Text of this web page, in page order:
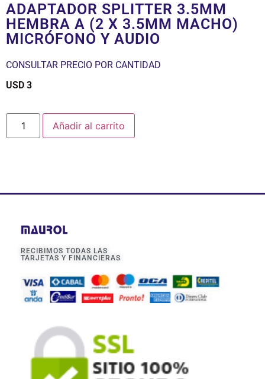
ADAPTADOR SPLITTER 3.5MM
HEMBRA A (2 X 3.5MM MACHO)
MICRÓFONO Y AUDIO
CONSULTAR PRECIO POR CANTIDAD
USD 3
Añadir al carrito
RECIBIMOS TODAS LAS
TARJETAS Y FINANCIERAS